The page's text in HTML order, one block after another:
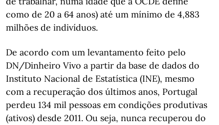
como de 20 a 64 anos) até um mínimo de 4,883
milhões de indivíduos.
De acordo com um levantamento feito pelo
DN/Dinheiro Vivo a partir da base de dados do
Instituto Nacional de Estatística (INE), mesmo
com a recuperação dos últimos anos, Portugal
perdeu 134 mil pessoas em condições produtivas
(ativos) desde 2011. Ou seja, nunca recuperou do